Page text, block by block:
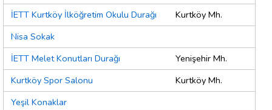
İETT Kurtköy İlköğretim Okulu Durağı
Kurtköy Mh.
Nisa Sokak
İETT Melet Konutları Durağı
Yenişehir Mh.
Kurtköy Spor Salonu
Kurtköy Mh.
Yeşil Konaklar